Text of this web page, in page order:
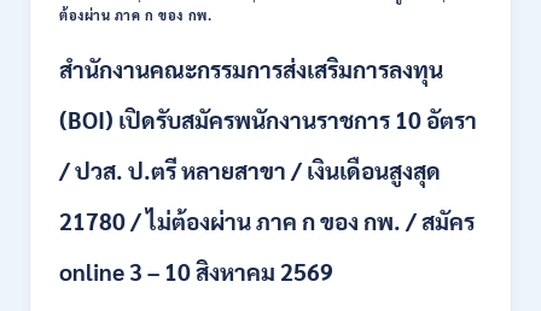
ทุก
และ
ขึ้น
/
ต้อง
ภาค
ต้องผ่าน ภาค ก ของ กพ.
สำนักงานคณะกรรมการส่งเสริมการลงทุน
(BOI) เปิดรับสมัครพนักงานราชการ 10 อัตรา
/ ปวส. ป.ตรี หลายสาขา / เงินเดือนสูงสุด
21780 / ไม่ต้องผ่าน ภาค ก ของ กพ. / สมัคร
online 3 – 10 สิงหาคม 2569